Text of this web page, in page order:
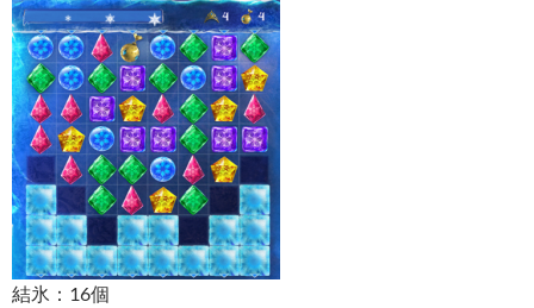
結氷：16個